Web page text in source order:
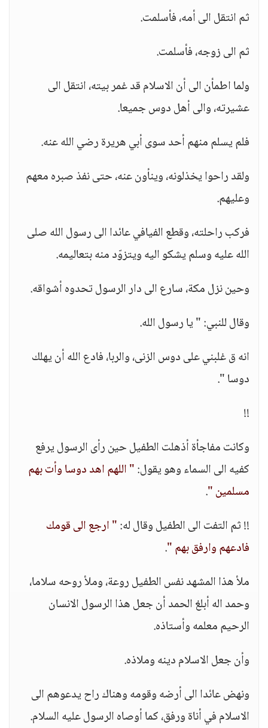
ثم انتقل الى أمه، فأسلمت.
ثم الى زوجه، فأسلمت.
ولما اطمأن الى أن الاسلام قد غمر بيته، انتقل الى
عشيرته، والى أهل دوس جميعا.
فلم يسلم منهم أحد سوى أبي هريرة رضي الله عنه.
ولقد راحوا يخذلونه، وينأون عنه، حتى نفذ صبره معهم
وعليهم.
فركب راحلته، وقطع الفيافي عائدا الى رسول الله صلى
الله عليه وسلم يشكو اليه ويتزوّد منه بتعاليمه.
وحين نزل مكة، سارع الى دار الرسول تحدوه أشواقه.
وقال للنبي: " يا رسول الله.
انه ق غلبني على دوس الزنى، والربا، فادع الله أن يهلك
دوسا ".
!!
وكانت مفاجأة أذهلت الطفيل حين رأى الرسول يرفع
كفيه الى السماء وهو يقول:" اللهم اهد دوسا وأت بهم
مسلمين ".
!! ثم التفت الى الطفيل وقال له:" ارجع الى قومك
فادعهم وارفق بهم ".
ملأ هذا المشهد نفس الطفيل روعة، وملأ روحه سلاما،
وحمد اله أبلغ الحمد أن جعل هذا الرسول الانسان
الرحيم معلمه وأستاذه.
وأن جعل الاسلام دينه وملاذه.
ونهض عائدا الى أرضه وقومه وهناك راح يدعوهم الى
الاسلام في أناة ورفق، كما أوصاه الرسول عليه السلام.